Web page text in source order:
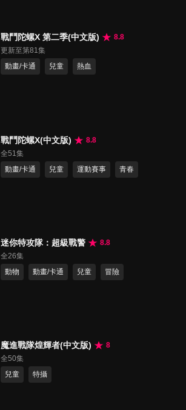
戰鬥陀螺X 第二季(中文版)
8.8
更新至第81集
動畫/卡通
兒童 熱血
戰鬥陀螺X(中文版)
8.8
全51集
動畫/卡通
兒童 運動賽事 青春
迷你特攻隊：超級戰警
8.8
全26集
動物
動畫/卡通 兒童 冒險
魔進戰隊煌輝者(中文版)
8
全50集
兒童
特攝